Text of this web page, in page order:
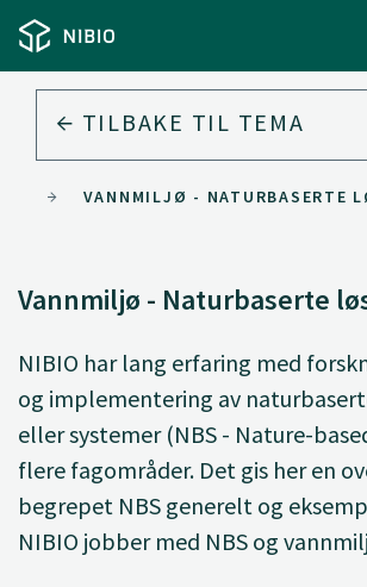
TILBAKE TIL TEMA
VANNMILJØ - NATURBASERTE
Vannmiljø - Naturbaserte
NIBIO har lang erfaring med
og implementering av
eller systemer (NBS - Nature-
flere fagområder. Det gis her en
begrepet NBS generelt og
NIBIO jobber med NBS og